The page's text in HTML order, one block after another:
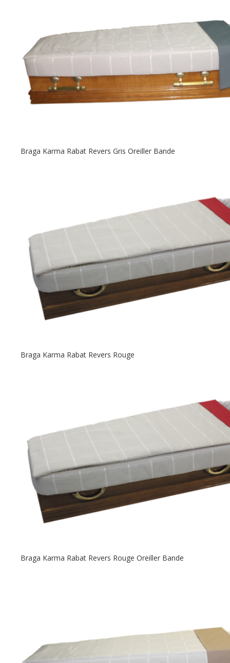
Braga Karma Rabat Revers Gris Oreiller Bande
Braga Karma Rabat Revers Rouge
Braga Karma Rabat Revers Rouge Oreiller Bande